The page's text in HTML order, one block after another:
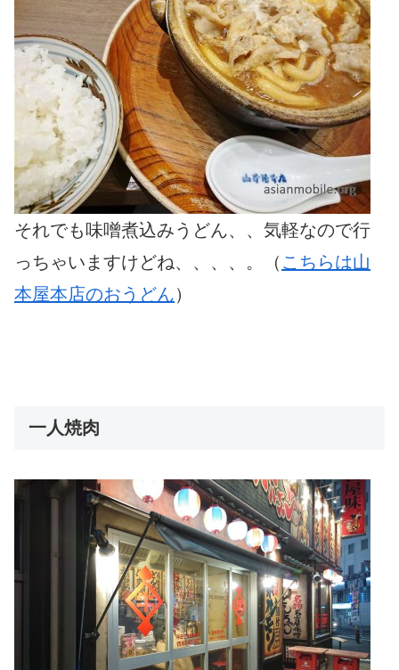
それでも味噌煮込みうどん、、気軽なので行
っちゃいますけどね、、、、。（ こちらは山
本屋本店のおうどん）
一人焼肉